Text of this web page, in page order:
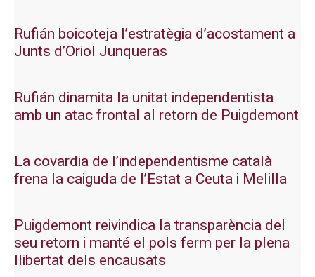
Rufián boicoteja l’estratègia d’acostament a
Junts d’Oriol Junqueras
Rufián dinamita la unitat independentista
amb un atac frontal al retorn de Puigdemont
La covardia de l’independentisme català
frena la caiguda de l’Estat a Ceuta i Melilla
Puigdemont reivindica la transparència del
seu retorn i manté el pols ferm per la plena
llibertat dels encausats